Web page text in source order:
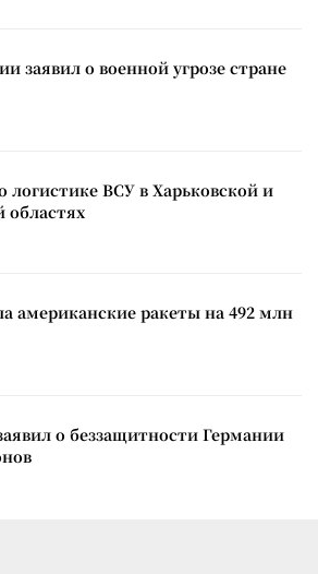
заявил о военной угрозе стране
логистике ВСУ в Харьковской и
областях
американские ракеты на 492 млн
о беззащитности Германии